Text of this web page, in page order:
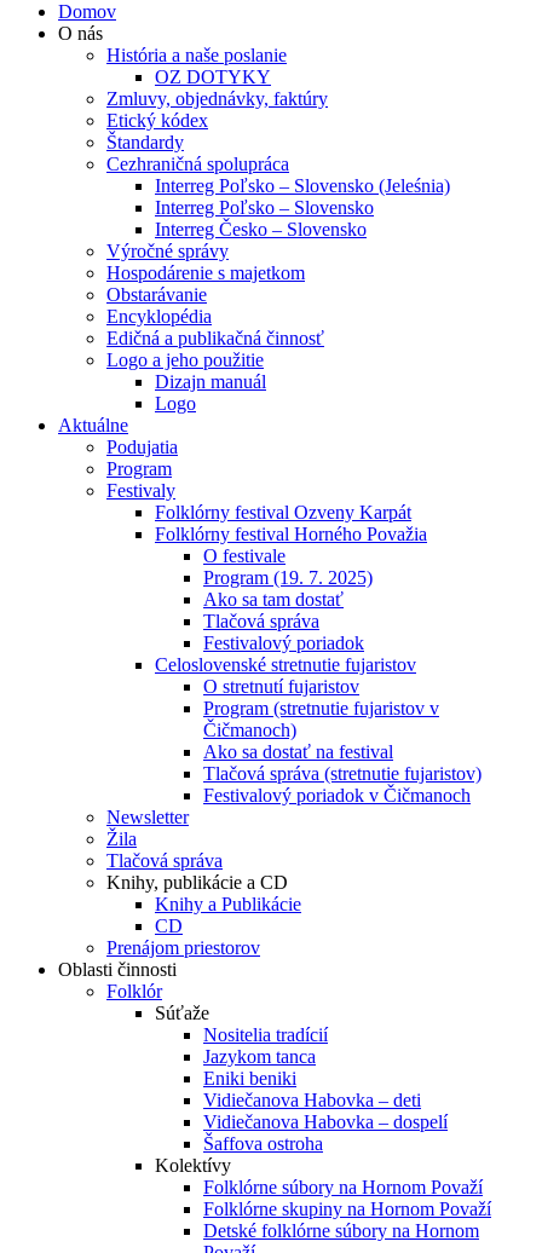
Domov
O nás
História a naše poslanie
OZ DOTYKY
Zmluvy, objednávky, faktúry
Etický kódex
Štandardy
Cezhraničná spolupráca
Interreg Poľsko – Slovensko (Jeleśnia)
Interreg Poľsko – Slovensko
Interreg Česko – Slovensko
Výročné správy
Hospodárenie s majetkom
Obstarávanie
Encyklopédia
Edičná a publikačná činnosť
Logo a jeho použitie
Dizajn manuál
Logo
Aktuálne
Podujatia
Program
Festivaly
Folklórny festival Ozveny Karpát
Folklórny festival Horného Považia
O festivale
Program (19. 7. 2025)
Ako sa tam dostať
Tlačová správa
Festivalový poriadok
Celoslovenské stretnutie fujaristov
O stretnutí fujaristov
Program (stretnutie fujaristov v
Čičmanoch)
Ako sa dostať na festival
Tlačová správa (stretnutie fujaristov)
Festivalový poriadok v Čičmanoch
Newsletter
Žila
Tlačová správa
Knihy, publikácie a CD
Knihy a Publikácie
CD
Prenájom priestorov
Oblasti činnosti
Folklór
Súťaže
Nositelia tradícií
Jazykom tanca
Eniki beniki
Vidiečanova Habovka – deti
Vidiečanova Habovka – dospelí
Šaffova ostroha
Kolektívy
Folklórne súbory na Hornom Považí
Folklórne skupiny na Hornom Považí
Detské folklórne súbory na Hornom